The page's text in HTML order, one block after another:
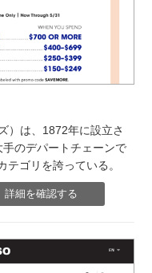
）は、1872年に設立さ
のデパートチェーンで
ゴリを誇っている。
詳細を確認する